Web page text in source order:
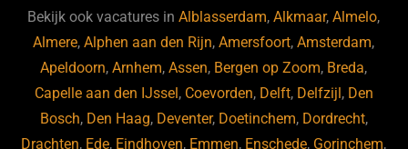
b
o
o
k
ky dI
n
Bekijk ook vacatures inAlblasserdam,Alkmaar,Almelo,
Almere,Alphen aan den Rijn,Amersfoort,Amsterdam,
Apeldoorn,Arnhem,Assen, Bergen op Zoom, Breda,
Capelle aan den IJssel, Coevorden, Delft, Delfzijl, Den
Bosch, Den Haag, Deventer, Doetinchem, Dordrecht,
Drachten, Ede, Eindhoven, Emmen, Enschede, Gorinchem,